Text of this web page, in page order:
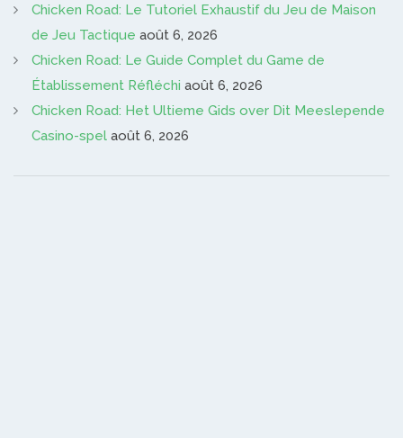
Chicken Road: Le Tutoriel Exhaustif du Jeu de Maison
de Jeu Tactique août 6, 2026
Chicken Road: Le Guide Complet du Game de
Établissement Réfléchi août 6, 2026
Chicken Road: Het Ultieme Gids over Dit Meeslepende
Casino-spel août 6, 2026